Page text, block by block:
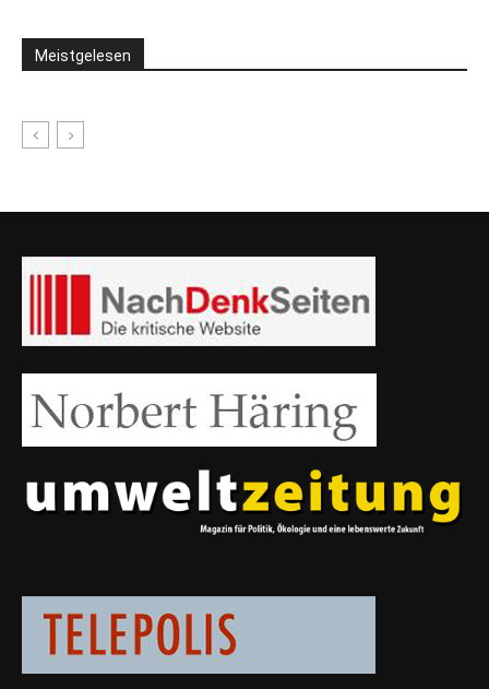
Meistgelesen